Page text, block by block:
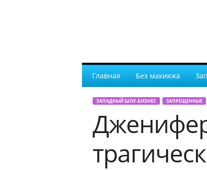
Главная Без макияжа
ЗАПАДНЫЙ ШОУ-БИЗНЕС ЗАПРЕЩЕННЫЕ